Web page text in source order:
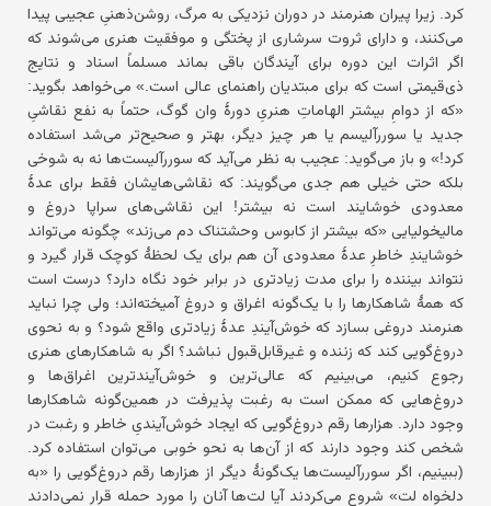
کرد. زیرا پیران هنرمند در دوران نزدیکی به مرگ، روشن‌ذهنیِ عجیبی پیدا
می‌کنند، و دارای ثروت سرشاری از پختگی و موفقیت هنری می‌شوند که
اگر اثرات این دوره برای آیندگان باقی بماند مسلماً اسناد و نتایج
ذی‌قیمتی است که برای مبتدیان راهنمای عالی است.» می‌خواهد بگوید:
«که از دوامِ بیشتر الهاماتِ هنریِ دورهٔ وان گوگ، حتماً به نفع نقاشیِ
جدید یا سوررآلیسم یا هر چیز دیگر، بهتر و صحیح‌تر می‌شد استفاده
کرد!» و باز می‌گوید: عجیب به نظر می‌آید که سوررآلیست‌ها نه به شوخی
بلکه حتی خیلی هم جدی می‌گویند: که نقاشی‌هایشان فقط برای عدهٔ
معدودی خوشایند است نه بیشتر! این نقاشی‌های سراپا دروغ و
مالیخولیایی «که بیشتر از کابوس وحشتناک دم می‌زند» چگونه می‌تواند
خوشایندِ خاطرِ عدهٔ معدودی آن هم برای یک لحظهٔ کوچک قرار گیرد و
نتواند بیننده را برای مدت زیادتری در برابر خود نگاه دارد؟ درست است
که همهٔ شاهکارها را با یک‌گونه اغراق و دروغ آمیخته‌اند؛ ولی چرا نباید
هنرمند دروغی بسازد که خوش‌آیندِ عدهٔ زیادتری واقع شود؟ و به نحوی
دروغ‌گویی کند که زننده و غیرقابل‌قبول نباشد؟ اگر به شاهکارهای هنری
رجوع کنیم، می‌بینیم که عالی‌ترین و خوش‌آیندترین اغراق‌ها و
دروغ‌هایی که ممکن است به رغبت پذیرفت در همین‌گونه شاهکارها
وجود دارد. هزارها رقم دروغ‌گویی که ایجاد خوش‌آیندیِ خاطر و رغبت در
شخص کند وجود دارند که از آن‌ها به نحو خوبی می‌توان استفاده کرد.
(ببینیم، اگر سوررآلیست‌ها یک‌گونهٔ دیگر از هزارها رقم دروغ‌گویی را «به
دلخواه لت» شروع می‌کردند آیا لت‌ها آنان را مورد حمله قرار نمی‌دادند